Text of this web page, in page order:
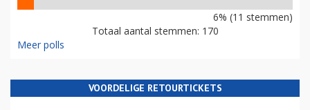
6% (11 stemmen)
Totaal aantal stemmen: 170
Meer polls
VOORDELIGE RETOURTICKETS